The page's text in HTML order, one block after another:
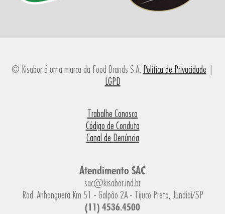
© Kisabor é uma marca da Food Brands S.A. Política de Privacidade |
LGPD
Trabalhe Conosco
Código de Conduta
Canal de Denúncia
Atendimento SAC
sac@kisabor.ind.br
Rod. Anhanguera Km 51 - Galpão 2A - Tijuco Preto, Jundiaí/SP
(11) 4536.4500